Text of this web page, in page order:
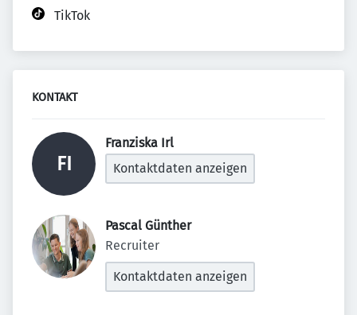
TikTok
KONTAKT
FI
Franziska Irl
Kontaktdaten anzeigen
Pascal Günther
Recruiter
Kontaktdaten anzeigen